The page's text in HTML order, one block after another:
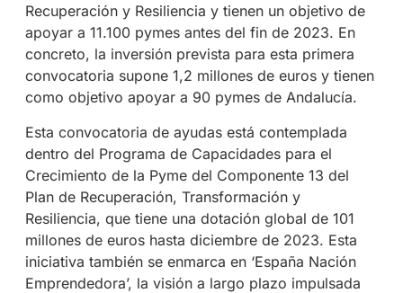
Recuperación y Resiliencia y tienen un objetivo de
apoyar a 11.100 pymes antes del fin de 2023. En
concreto, la inversión prevista para esta primera
convocatoria supone 1,2 millones de euros y tienen
como objetivo apoyar a 90 pymes de Andalucía.
Esta convocatoria de ayudas está contemplada
dentro del Programa de Capacidades para el
Crecimiento de la Pyme del Componente 13 del
Plan de Recuperación, Transformación y
Resiliencia, que tiene una dotación global de 101
millones de euros hasta diciembre de 2023. Esta
iniciativa también se enmarca en ‘España Nación
Emprendedora’, la visión a largo plazo impulsada